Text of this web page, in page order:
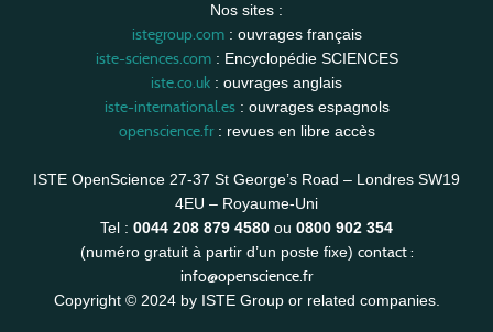
Nos sites :
istegroup.com: ouvrages français
iste-sciences.com: Encyclopédie SCIENCES
iste.co.uk : ouvrages anglais
iste-international.es: ouvrages espagnols
openscience.fr: revues en libre accès
ISTE OpenScience 27-37 St George’s Road – Londres SW19
4EU – Royaume-Uni
Tel : 0044 208 879 4580 ou 0800 902 354
(numéro gratuit à partir d’un poste fixe) contact :
info@openscience.fr
Copyright © 2024 by ISTE Group or related companies.